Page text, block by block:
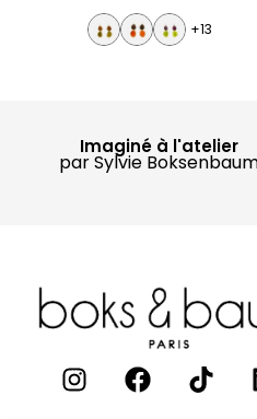
+13
Imaginé à l'atelier
par Sylvie